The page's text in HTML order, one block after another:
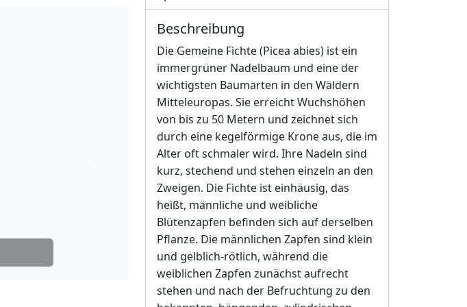
Beschreibung
Die Gemeine Fichte (Picea abies) ist ein
immergrüner Nadelbaum und eine der
wichtigsten Baumarten in den Wäldern
Mitteleuropas. Sie erreicht Wuchshöhen
von bis zu 50 Metern und zeichnet sich
durch eine kegelförmige Krone aus, die im
Alter oft schmaler wird. Ihre Nadeln sind
kurz, stechend und stehen einzeln an den
Zweigen. Die Fichte ist einhäusig, das
heißt, männliche und weibliche
Blütenzapfen befinden sich auf derselben
Pflanze. Die männlichen Zapfen sind klein
und gelblich-rötlich, während die
weiblichen Zapfen zunächst aufrecht
stehen und nach der Befruchtung zu den